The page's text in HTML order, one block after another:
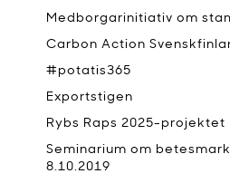
Medborgarinitiativ om
Carbon Action
#potatis365
Exportstigen
Rybs Raps 2025-projektet
Seminarium om
8.10.2019